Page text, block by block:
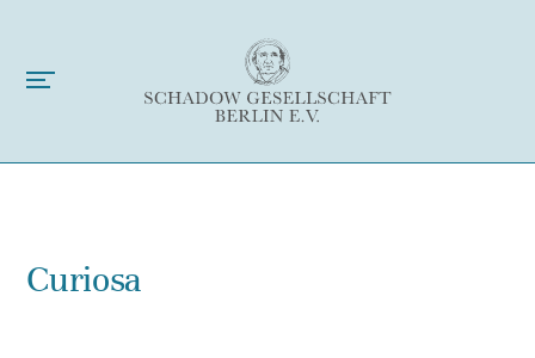
Curiosa